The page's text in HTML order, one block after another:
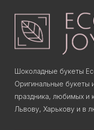
Шоколадные букеты
Оригинальные букеты
праздника, любимых и
Львову, Харькову и в